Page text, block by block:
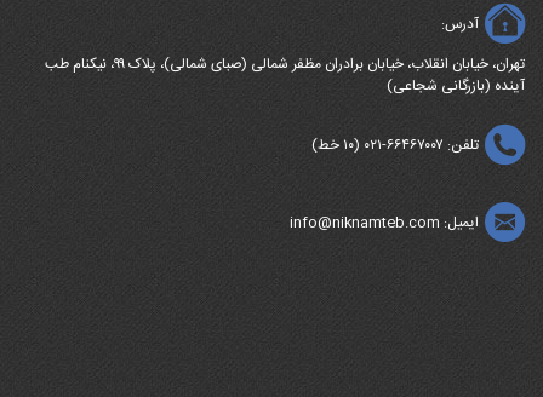
آدرس:
تهران، خیابان انقلاب، خیابان برادران مظفر شمالی (صبای شمالی)، پلاک ۹۹، نیکنام طب
آینده (بازرگانی شجاعی)
تلفن: ۶۶۴۶۷۰۰۷-۰۲۱ (۱۰ خط)
ایمیل: info@niknamteb.com